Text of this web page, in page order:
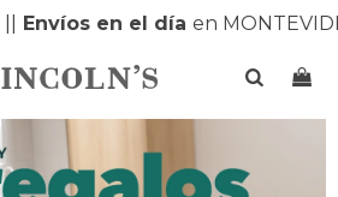
en el díaen MONTEVIDEO